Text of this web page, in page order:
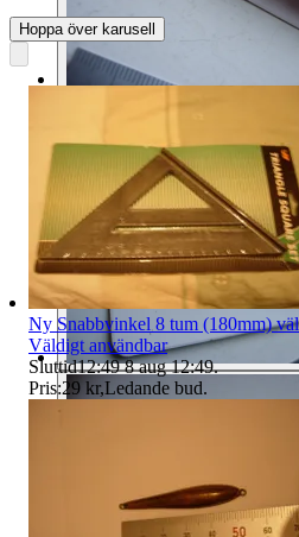
Hoppa över karusell
Ny Snabbvinkel 8 tum (180mm)
Väldigt användbar
Sluttid12:49 8 aug 12:49.
Pris:29 kr,Ledande bud.